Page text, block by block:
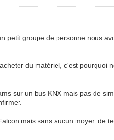
petit groupe de personne nous
du matériel, c'est pourquoi
sur un bus KNX mais pas de
mais sans aucun moyen de